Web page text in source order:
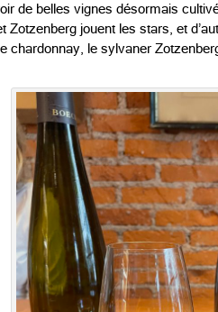
de belles vignes désormais
Zotzenberg jouent les stars, et
chardonnay, le sylvaner